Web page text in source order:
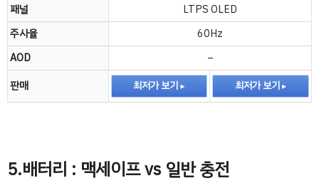
패널
LTPS OLED
주사율
60Hz
AOD
–
판매
최저가 보기 최저가 보기
5.배터리 : 맥세이프 vs 일반 충전